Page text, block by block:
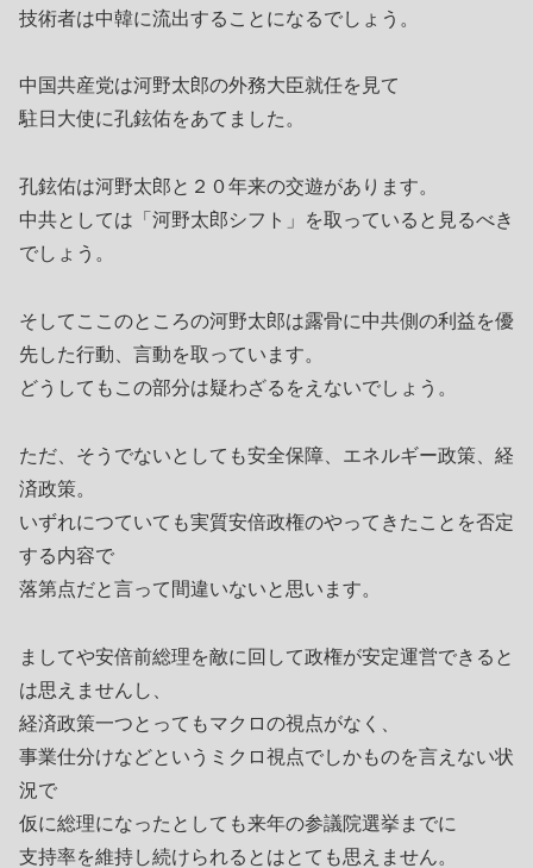
技術者は中韓に流出することになるでしょう。
中国共産党は河野太郎の外務大臣就任を見て
駐日大使に孔鉉佑をあてました。
孔鉉佑は河野太郎と２０年来の交遊があります。
中共としては「河野太郎シフト」を取っていると見るべき
でしょう。
そしてここのところの河野太郎は露骨に中共側の利益を優
先した行動、言動を取っています。
どうしてもこの部分は疑わざるをえないでしょう。
ただ、そうでないとしても安全保障、エネルギー政策、経
済政策。
いずれにつていても実質安倍政権のやってきたことを否定
する内容で
落第点だと言って間違いないと思います。
ましてや安倍前総理を敵に回して政権が安定運営できると
は思えませんし、
経済政策一つとってもマクロの視点がなく、
事業仕分けなどというミクロ視点でしかものを言えない状
況で
仮に総理になったとしても来年の参議院選挙までに
支持率を維持し続けられるとはとても思えません。